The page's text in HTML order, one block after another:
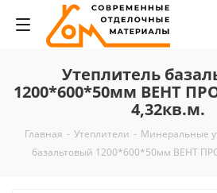
Утеплитель
1200*600*50мм ВЕНТ ПРО
4,32кв.м.
Главная - Утеплители - Минеральные
базальтовый 1200*600*50мм ВЕНТ ПРО